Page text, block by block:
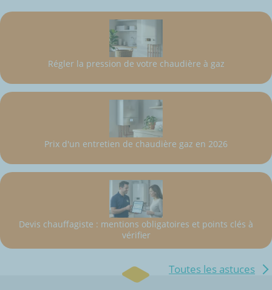
Régler la pression de votre chaudière à gaz
Prix d'un entretien de chaudière gaz en 2026
Devis chauffagiste : mentions obligatoires et points clés à
vérifier
Toutes les astuces